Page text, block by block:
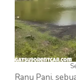
Ranu Pani,